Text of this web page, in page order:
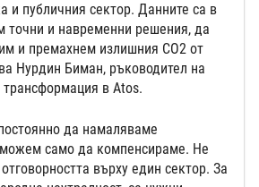
и публичния сектор. Данните са в
точни и навременни решения, да
и премахнем излишния CO2 от
Нурдин Биман, ръководител на
в Atos.
да намаляваме
само да компенсираме. Не
върху един сектор. За